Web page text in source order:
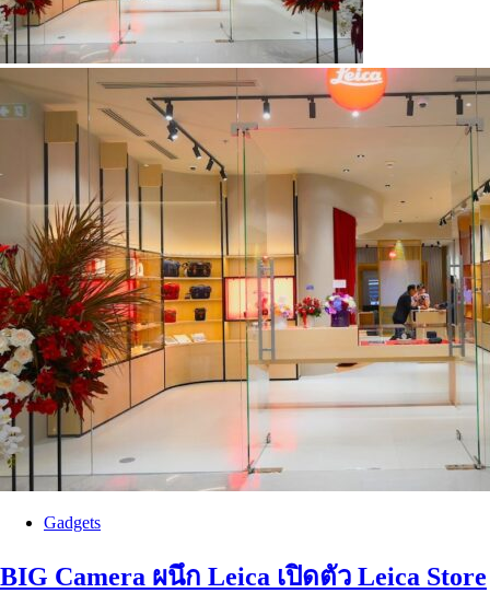
Gadgets
BIG Camera ผนึก Leica เปิดตัว Leica Store